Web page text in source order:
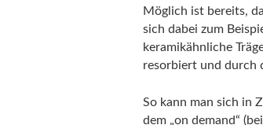
Möglich ist bereits,
sich dabei zum
keramikähnliche
resorbiert und durch
So kann man sich in
dem „on demand“